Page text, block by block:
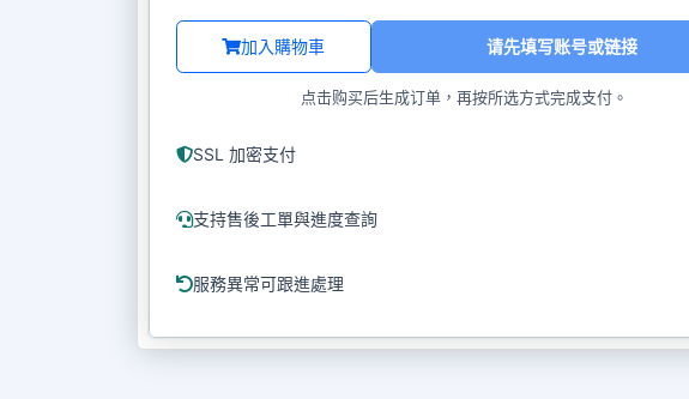
加入購物車 请先填写账号或链接
点击购买后生成订单，再按所选方式完成支付。
SSL 加密支付
支持售後工單與進度查詢
服務異常可跟進處理